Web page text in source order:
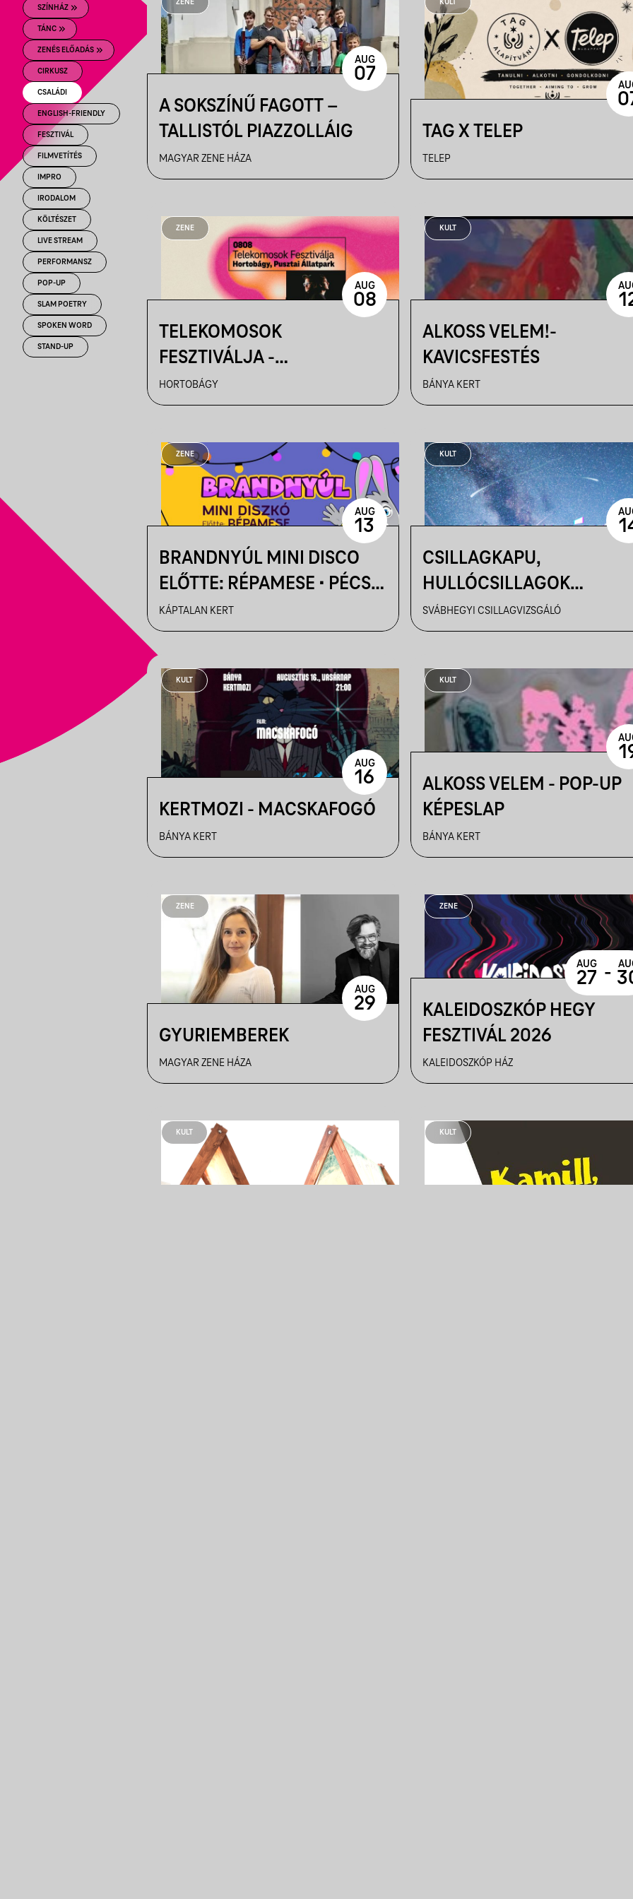
SZÍNHÁZ
TÁNC
ZENÉS ELŐADÁS
CIRKUSZ
CSALÁDI
ENGLISH-FRIENDLY
FESZTIVÁL
FILMVETÍTÉS
IMPRO
IRODALOM
KÖLTÉSZET
LIVE STREAM
PERFORMANSZ
POP-UP
SLAM POETRY
SPOKEN WORD
STAND-UP
ZENE
A SOKSZÍNŰ FAGOTT –
TALLISTÓL PIAZZOLLÁIG
MAGYAR ZENE HÁZA
AUG
07
KULT
TAG X TELEP
TELEP
ZENE
TELEKOMOSOK
FESZTIVÁLJA -
HORTOBÁGYI CSILLAGLES
HORTOBÁGY
AUG
08
KULT
ALKOSS VELEM!-
KAVICSFESTÉS
BÁNYA KERT
ZENE
BRANDNYÚL MINI DISCO
ELŐTTE: RÉPAMESE • PÉCS,
KÁPTALAN KERT
KÁPTALAN KERT
AUG
13
KULT
CSILLAGKAPU,
HULLÓCSILLAGOK
ÉJSZAKÁJA. JÖNNEK A
PERSEIDÁK II. - 08.14.
SVÁBHEGYI CSILLAGVIZSGÁLÓ
KULT
KERTMOZI - MACSKAFOGÓ
BÁNYA KERT
AUG
16
KULT
ALKOSS VELEM - POP-UP
KÉPESLAP
BÁNYA KERT
ZENE
GYURIEMBEREK
MAGYAR ZENE HÁZA
AUG
29
ZENE
KALEIDOSZKÓP HEGY
FESZTIVÁL 2026
KALEIDOSZKÓP HÁZ
AUG
27 -
KULT KULT